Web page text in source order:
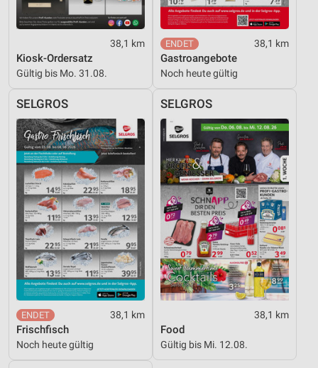
38,1 km
Kiosk-Ordersatz
Gültig bis Mo. 31.08.
38,1 km
Gastroangebote
Noch heute gültig
SELGROS
38,1 km
Frischfisch
Noch heute gültig
SELGROS
38,1 km
Food
Gültig bis Mi. 12.08.